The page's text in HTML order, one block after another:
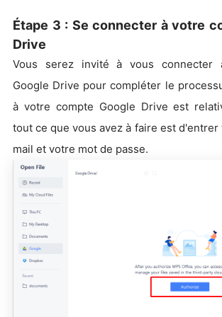
Étape 3 : Se connecter à votre
Drive
Vous serez invité à vous connecter
Google Drive pour compléter le
à votre compte Google Drive est
tout ce que vous avez à faire est
mail et votre mot de passe.